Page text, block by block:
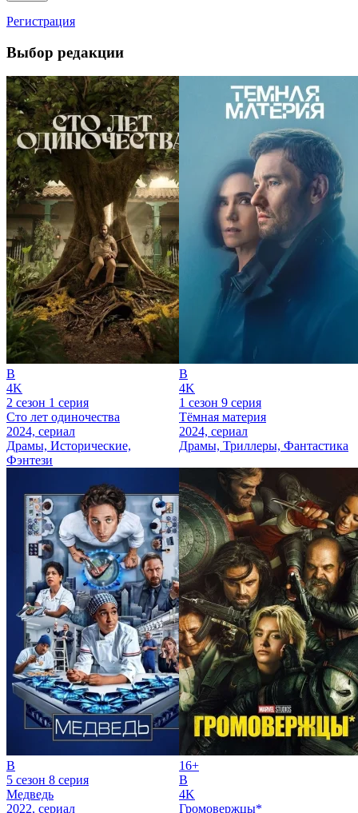
Регистрация
Выбор редакции
B
4K
2 сезон 1 серия
Сто лет одиночества
2024, сериал
Драмы, Исторические,
Фэнтези
B
4K
1 сезон 9 серия
Тёмная материя
2024, сериал
Драмы, Триллеры, Фантастика
B
5 сезон 8 серия
Медведь
2022, сериал
16+
B
4K
Громовержцы*